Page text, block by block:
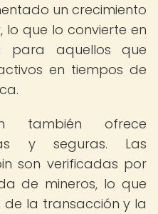
un crecimiento
lo que lo convierte en
para aquellos que
en tiempos de
también ofrece
y seguras. Las
son verificadas por
de mineros, lo que
la transacción y la